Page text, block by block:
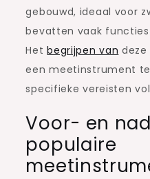
gebouwd, ideaal voor
bevatten vaak
Hetbegrijpen van deze
een meetinstrument
specifieke vereisten
Voor- en
populaire